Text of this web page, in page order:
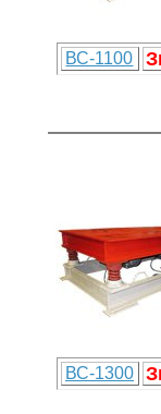
ВС-1100
ВС-1300